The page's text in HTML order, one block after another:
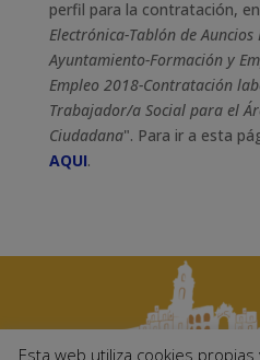
perfil para la contratación,
Electrónica-Tablón de Auncios
Ayuntamiento-Formación y
Empleo 2018-Contratación
Trabajador/a Social para el
Ciudadana". Para ir a esta
AQUI.
Esta web utiliza cookies